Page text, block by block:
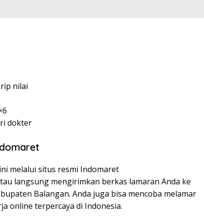
nilai
dokter
melalui situs resmi Indomaret
langsung mengirimkan berkas lamaran Anda ke
Balangan. Anda juga bisa mencoba melamar
online terpercaya di Indonesia.